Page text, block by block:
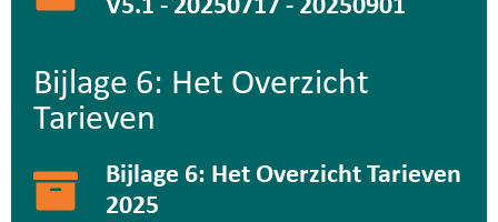
V5.1 - 20250717 - 20250901
Bijlage 6: Het Overzicht
Tarieven
Bijlage 6: Het Overzicht Tarieven
2025